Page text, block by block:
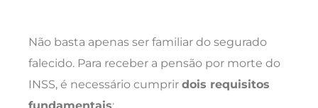
Não basta apenas ser familiar do segurado
falecido. Para receber a pensão por morte do
INSS, é necessário cumprir dois requisitos
fundamentais: